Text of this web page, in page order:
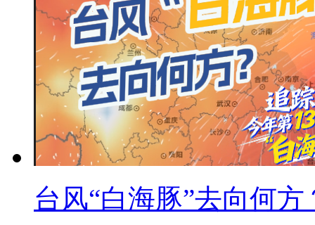
台风“白海豚”去向何方